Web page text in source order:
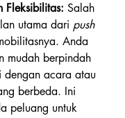
Fleksibilitas: Salah
utama dari push
Anda
mudah berpindah
dengan acara atau
berbeda. Ini
peluang untuk